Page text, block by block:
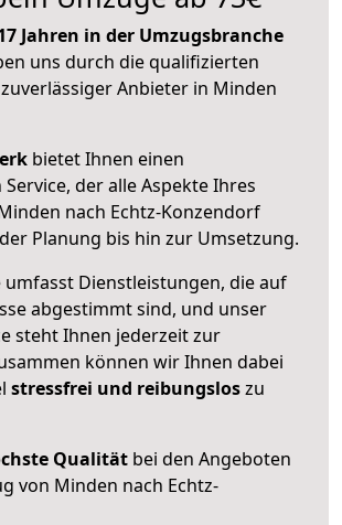
Jahren in der Umzugsbranche
uns durch die qualifizierten
Anbieter in Minden
bietet Ihnen einen
der alle Aspekte Ihres
nach Echtz-Konzendorf
Planung bis hin zur Umsetzung.
umfasst Dienstleistungen, die auf
abgestimmt sind, und unser
steht Ihnen jederzeit zur
können wir Ihnen dabei
stressfrei und reibungsloszu
Qualität bei den Angeboten
von Minden nach Echtz-